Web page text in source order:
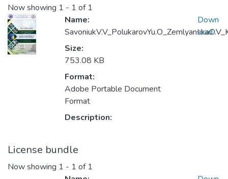
Now showing 1 - 1 of 1
Name:
Size:
753.08 KB
Format:
Adobe Portable Document
Format
Description:
Down
load
License bundle
Now showing 1 - 1 of 1